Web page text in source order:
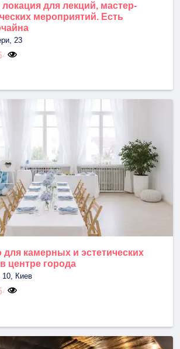
для лекций, мастер-
мероприятий. Есть
23
для камерных и эстетических
центре города
Киев